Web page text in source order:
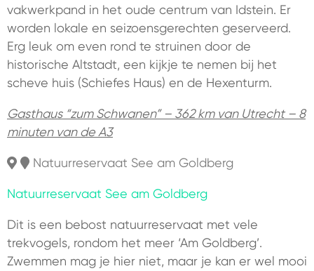
vakwerkpand in het oude centrum van Idstein. Er
worden lokale en seizoensgerechten geserveerd.
Erg leuk om even rond te struinen door de
historische Altstadt, een kijkje te nemen bij het
scheve huis (Schiefes Haus) en de Hexenturm.
Gasthaus “zum Schwanen” – 362 km van Utrecht – 8
minuten van de A3
Natuurreservaat See am Goldberg
Natuurreservaat See am Goldberg
Dit is een bebost natuurreservaat met vele
trekvogels, rondom het meer ‘Am Goldberg’.
Zwemmen mag je hier niet, maar je kan er wel mooi